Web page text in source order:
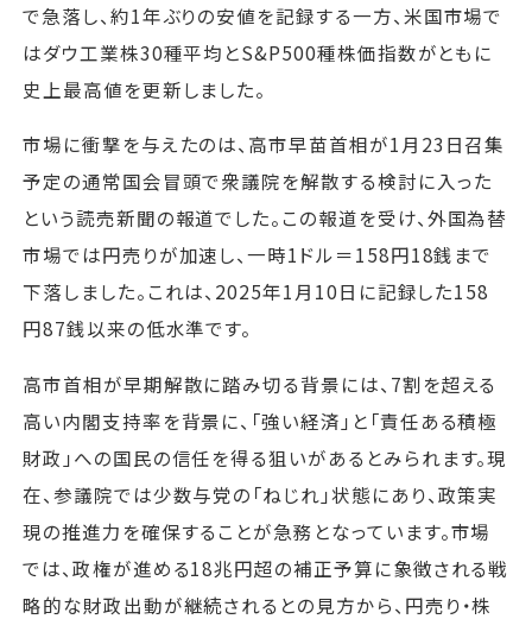
で急落し、約1年ぶりの安値を記録する一方、米国市場で
はダウ工業株30種平均とS&P500種株価指数がともに
史上最高値を更新しました。
市場に衝撃を与えたのは、高市早苗首相が1月23日召集
予定の通常国会冒頭で衆議院を解散する検討に入った
という読売新聞の報道でした。この報道を受け、外国為替
市場では円売りが加速し、一時1ドル＝158円18銭まで
下落しました。これは、2025年1月10日に記録した158
円87銭以来の低水準です。
高市首相が早期解散に踏み切る背景には、7割を超える
高い内閣支持率を背景に、「強い経済」と「責任ある積極
財政」への国民の信任を得る狙いがあるとみられます。現
在、参議院では少数与党の「ねじれ」状態にあり、政策実
現の推進力を確保することが急務となっています。市場
では、政権が進める18兆円超の補正予算に象徴される戦
略的な財政出動が継続されるとの見方から、円売り・株